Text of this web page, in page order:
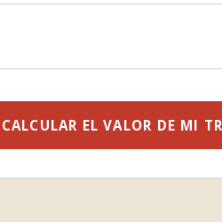
CALCULAR EL VALOR DE MI